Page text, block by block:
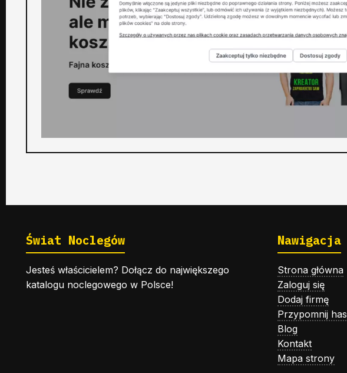
Świat Noclegów
Jesteś właścicielem? Dołącz do największego
katalogu noclegowego w Polsce!
Nawigacja
Strona główna
Zaloguj się
Dodaj firmę
Przypomnij
Blog
Kontakt
Mapa strony